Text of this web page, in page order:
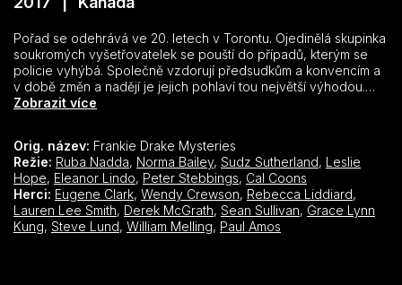
Pořad se odehrává ve 20. letech v Torontu. Ojedinělá skupinka
soukromých vyšetřovatelek se pouští do případů, kterým se
policie vyhýbá. Společně vzdorují předsudkům a konvencím a
v době změn a nadějí je jejich pohlaví tou největší výhodou.
Tyto vyšetřovatelky se nezaleknou případů ze všech sfér
Nebojácné dobrodružky Frankie a Trudy se dostávají do
všemožných potíží, z nichž však vždy naleznou cestu ven.
Jsou to vyšetřovatelky nového světa. Je na ně ale tento svět
připraven?
Zobrazit více
Orig. název: Frankie Drake Mysteries
Režie: Ruba Nadda, Norma Bailey, Sudz Sutherland, Leslie
Hope, Eleanor Lindo, Peter Stebbings, Cal Coons
Herci: Eugene Clark, Wendy Crewson, Rebecca Liddiard,
Lauren Lee Smith, Derek McGrath, Sean Sullivan, Grace Lynn
Kung, Steve Lund, William Melling, Paul Amos